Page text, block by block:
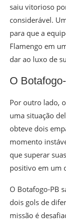
saiu vitorioso
considerável.
para que a
Flamengo em
dar ao luxo de
O
Por outro lado,
uma situação
obteve dois
momento
que superar
positivo em um
O Botafogo-PB
dois gols de
missão é